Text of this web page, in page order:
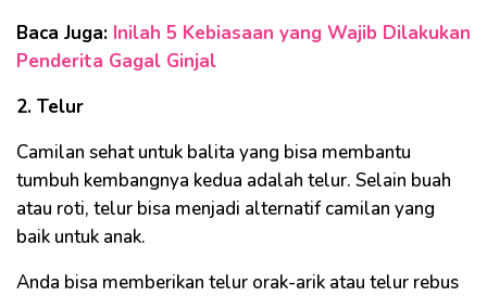
Baca Juga: Inilah 5 Kebiasaan yang Wajib Dilakukan
Penderita Gagal Ginjal
2. Telur
Camilan sehat untuk balita yang bisa membantu
tumbuh kembangnya kedua adalah telur. Selain buah
atau roti, telur bisa menjadi alternatif camilan yang
baik untuk anak.
Anda bisa memberikan telur orak-arik atau telur rebus